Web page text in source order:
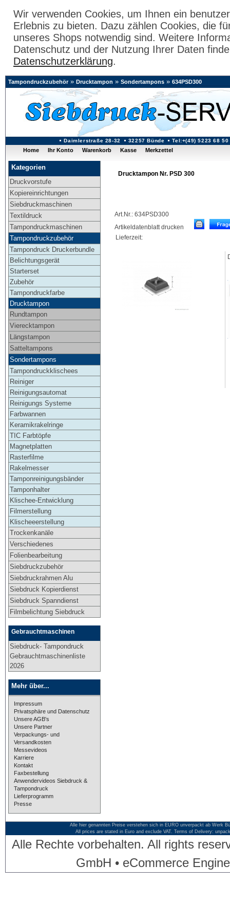
Wir verwenden Cookies, um Ihnen ein
Erlebnis zu bieten. Dazu zählen Cookies, die
unseres Shops notwendig sind. Weitere
Datenschutz und der Nutzung Ihrer Daten
Datenschutzerklärung.
Daimlerstraße 28-32 32257 Bünde Tel:+(49) 5223 68 50
Tampondruckzubehör» Drucktampon » Sondertampons » 634PSD300
Home Ihr Konto Warenkorb Kasse Merkzettel
Kategorien
Druckvorstufe
Kopiereinrichtungen
Siebdruckmaschinen
Textildruck
Tampondruckmaschinen
Tampondruckzubehör
Tampondruck Druckerbundle
Belichtungsgerät
Starterset
Zubehör
Tampondruckfarbe
Drucktampon
Rundtampon
Vierecktampon
Längstampon
Satteltampons
Sondertampons
Tampondruckklischees
Reiniger
Reinigungsautomat
Reinigungs Systeme
Farbwannen
Keramikrakelringe
TIC Farbtöpfe
Magnetplatten
Rasterfilme
Rakelmesser
Tamponreinigungsbänder
Tamponhalter
Klischee-Entwicklung
Filmerstellung
Klischeeerstellung
Trockenkanäle
Verschiedenes
Folienbearbeitung
Siebdruckzubehör
Siebdruckrahmen Alu
Siebdruck Kopierdienst
Siebdruck Spanndienst
Filmbelichtung Siebdruck
Gebrauchtmaschinen
Siebdruck- Tampondruck
Gebrauchtmaschinenliste
2026
Mehr über...
Impressum
Privatsphäre und Datenschutz
Unsere AGB's
Unsere Partner
Verpackungs- und
Versandkosten
Messevideos
Karriere
Kontakt
Faxbestellung
Anwendervideos Siebdruck &
Tampondruck
Lieferprogramm
Presse
Drucktampon Nr. PSD 300
Art.Nr.: 634PSD300
Artikeldatenblatt drucken
Lieferzeit:
Alle hier genannten Preise verstehen sich in EURO unverpackt ab Werk
All prices are stated in Euro and exclude VAT. Terms of Delivery:
Alle Rechte vorbehalten. All rights
GmbH • eCommerce